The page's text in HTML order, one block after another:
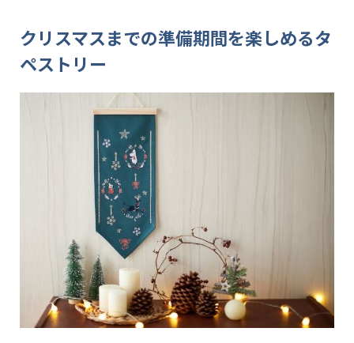
クリスマスまでの準備期間を楽しめるタ
ペストリー